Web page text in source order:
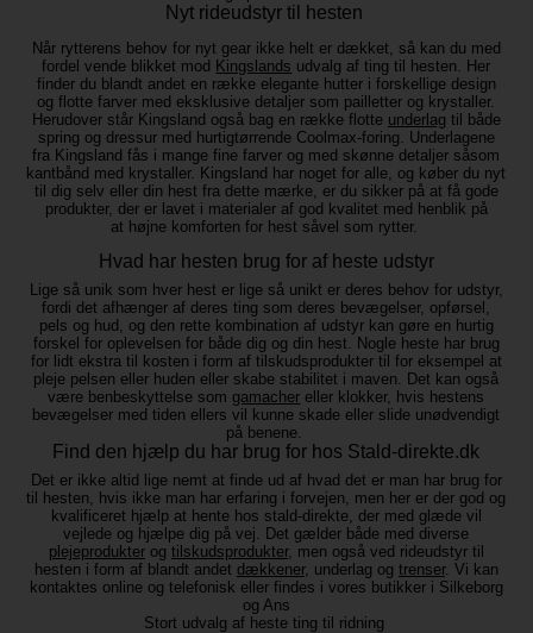
Nyt rideudstyr til hesten
Når rytterens behov for nyt gear ikke helt er dækket, så kan du med
fordel vende blikket mod Kingslands udvalg af ting til hesten. Her
finder du blandt andet en række elegante hutter i forskellige design
og flotte farver med eksklusive detaljer som pailletter og krystaller.
Herudover står Kingsland også bag en række flotte underlag til både
spring og dressur med hurtigtørrende Coolmax-foring. Underlagene
fra Kingsland fås i mange fine farver og med skønne detaljer såsom
kantbånd med krystaller. Kingsland har noget for alle, og køber du nyt
til dig selv eller din hest fra dette mærke, er du sikker på at få gode
produkter, der er lavet i materialer af god kvalitet med henblik på
at højne komforten for hest såvel som rytter.
Hvad har hesten brug for af heste udstyr
Lige så unik som hver hest er lige så unikt er deres behov for udstyr,
fordi det afhænger af deres ting som deres bevægelser, opførsel,
pels og hud, og den rette kombination af udstyr kan gøre en hurtig
forskel for oplevelsen for både dig og din hest. Nogle heste har brug
for lidt ekstra til kosten i form af tilskudsprodukter til for eksempel at
pleje pelsen eller huden eller skabe stabilitet i maven. Det kan også
være benbeskyttelse som gamacher eller klokker, hvis hestens
bevægelser med tiden ellers vil kunne skade eller slide unødvendigt
på benene.
Find den hjælp du har brug for hos Stald-direkte.dk
Det er ikke altid lige nemt at finde ud af hvad det er man har brug for
til hesten, hvis ikke man har erfaring i forvejen, men her er der god og
kvalificeret hjælp at hente hos stald-direkte, der med glæde vil
vejlede og hjælpe dig på vej. Det gælder både med diverse
plejeprodukterog tilskudsprodukter, men også ved rideudstyr til
hesten i form af blandt andet dækkener, underlag og trenser. Vi kan
kontaktes online og telefonisk eller findes i vores butikker i Silkeborg
og Ans
Stort udvalg af heste ting til ridning